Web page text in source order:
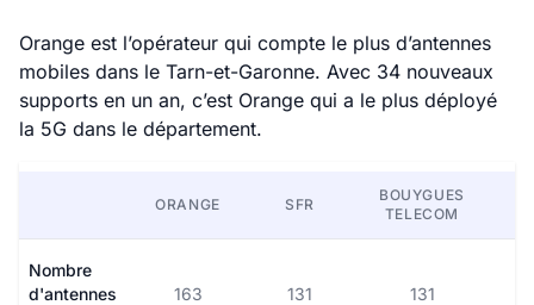
Orange est l’opérateur qui compte le plus d’antennes
mobiles dans le Tarn-et-Garonne. Avec 34 nouveaux
supports en un an, c’est Orange qui a le plus déployé
la 5G dans le département.
ORANGE SFR
BOUYGUES
TELECOM
Nombre
d'antennes
163 131 131